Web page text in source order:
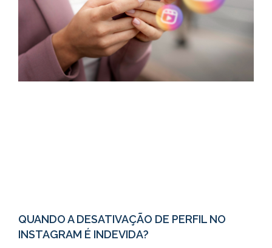
QUANDO A DESATIVAÇÃO DE PERFIL NO
INSTAGRAM É INDEVIDA?